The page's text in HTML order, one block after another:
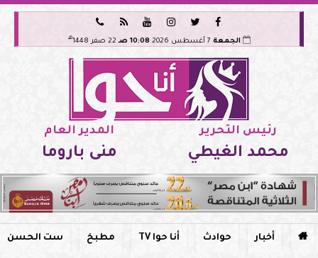






الجمعة 10:08 صـ 22 صفر 1448 هـ
رئيس التحرير
محمد الغيطي
المدير العام
منى باروما
 أخبار حوادث أنا حوا TV مطبخ ست الحسن